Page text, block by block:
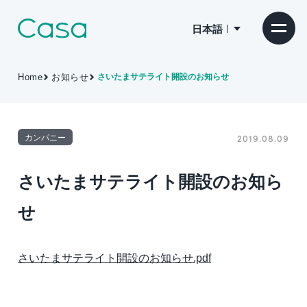
日本語
Home お知らせ さいたまサテライト開設のお知らせ
カンパニー 2019.08.09
さいたまサテライト開設のお知ら
せ
さいたまサテライト開設のお知らせ.pdf